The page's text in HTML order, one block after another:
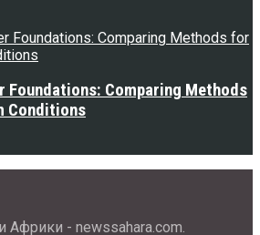
Foundations: Comparing Methods
Conditions
Африки - newssahara.com.